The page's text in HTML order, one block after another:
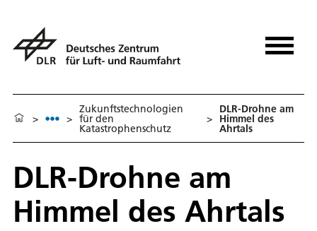
> >
Zukunftstechnologien
für den
Katastrophenschutz
>
DLR-Drohne am
Himmel des
Ahrtals
DLR-Drohne am
Himmel des Ahrtals